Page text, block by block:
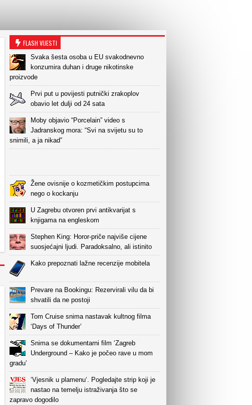
FLASH VIJESTI
Svaka šesta osoba u EU svakodnevno
konzumira duhan i druge nikotinske
proizvode
Prvi put u povijesti putnički zrakoplov
obavio let dulji od 24 sata
Moby objavio “Porcelain” video s
Jadranskog mora: “Svi na svijetu su to
snimili, a ja nikad”
Žene ovisnije o kozmetičkim postupcima
nego o kockanju
U Zagrebu otvoren prvi antikvarijat s
knjigama na engleskom
Stephen King: Horor-priče najviše cijene
suosjećajni ljudi. Paradoksalno, ali istinito
Kako prepoznati lažne recenzije mobitela
Prevare na Bookingu: Rezervirali vilu da bi
shvatili da ne postoji
Tom Cruise snima nastavak kultnog filma
‘Days of Thunder’
Snima se dokumentarni film ‘Zagreb
Underground – Kako je počeo rave u mom
gradu’
‘Vjesnik u plamenu‘. Pogledajte strip koji je
nastao na temelju istraživanja što se
zapravo dogodilo